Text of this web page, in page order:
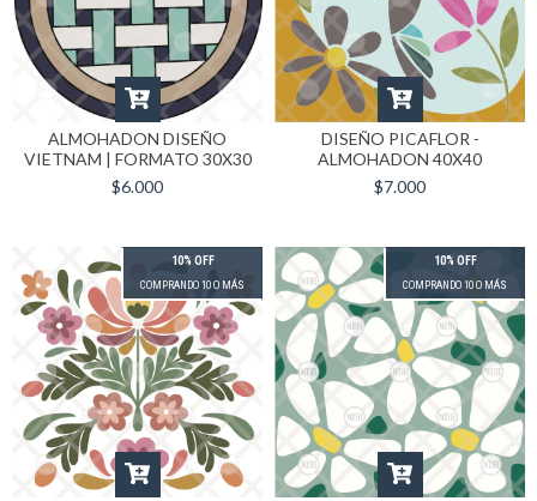
ALMOHADON DISEÑO
VIETNAM | FORMATO 30X30
$6.000
DISEÑO PICAFLOR -
ALMOHADON 40X40
$7.000
10% OFF
COMPRANDO 10 O MÁS
10% OFF
COMPRANDO 10 O MÁS